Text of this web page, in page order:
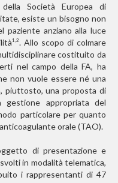
Società Europea di
esiste un bisogno non
paziente anziano alla luce
1,2. Allo scopo di colmare
costituito da
nel campo della FA, ha
non vuole essere né una
piuttosto, una proposta di
gestione appropriata del
particolare per quanto
orale (TAO).
di presentazione e
in modalità telematica,
i rappresentanti di 47